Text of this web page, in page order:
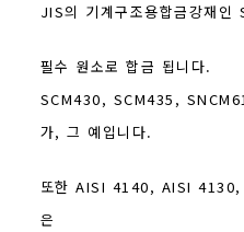
JIS의 기계구조용합금강재인
필수 원소로 합금 됩니다.
SCM430, SCM435,
가, 그 예입니다.
또한 AISI 4140, AISI
은